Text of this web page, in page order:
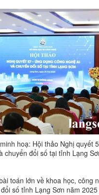
hoạ: Hội thảo Nghị quyết
chuyển đổi số tại tỉnh Lạng
toán lớn về khoa học, công
số tỉnh Lạng Sơn năm